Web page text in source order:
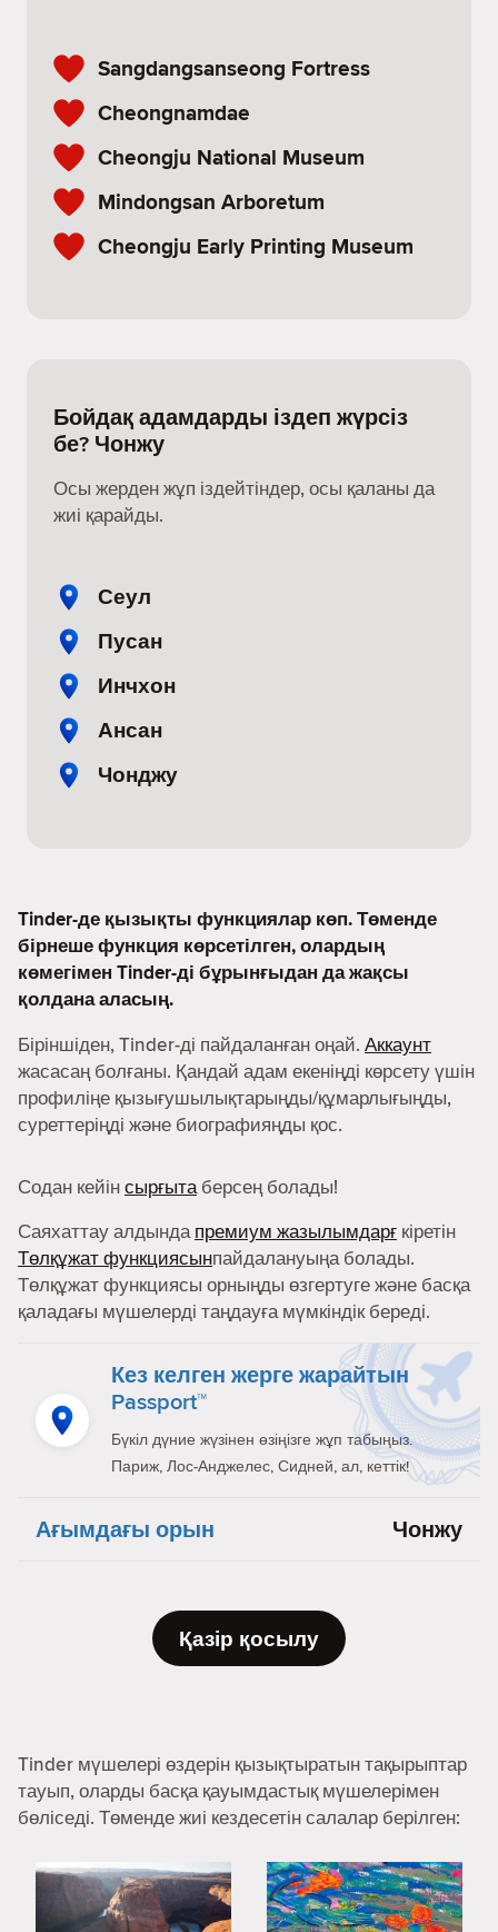
Sangdangsanseong Fortress
Cheongnamdae
Cheongju National Museum
Mindongsan Arboretum
Cheongju Early Printing Museum
Бойдақ адамдарды іздеп жүрсіз
бе? Чонжу
Осы жерден жұп іздейтіндер, осы қаланы да
жиі қарайды.
Сеул
Пусан
Инчхон
Ансан
Чонджу
Tinder-де қызықты функциялар көп. Төменде
бірнеше функция көрсетілген, олардың
көмегімен Tinder-ді бұрынғыдан да жақсы
қолдана аласың.
Біріншіден, Tinder-ді пайдаланған оңай. Аккаунт
жасасаң болғаны. Қандай адам екеніңді көрсету үшін
профиліңе қызығушылықтарыңды/құмарлығыңды,
суреттеріңді және биографияңды қос.
Содан кейінсырғытаберсең болады!
Саяхаттау алдындапремиум жазылымдарғ кіретін
Төлқұжат функциясынпайдалануыңа болады.
Төлқұжат функциясы орныңды өзгертуге және басқа
қаладағы мүшелерді таңдауға мүмкіндік береді.
Кез келген жерге жарайтын
Passport™
Бүкіл дүние жүзінен өзіңізге жұп табыңыз.
Париж, Лос-Анджелес, Сидней, ал, кеттік!
Ағымдағы орын Чонжу
Қазір қосылу
Tinder мүшелері өздерін қызықтыратын тақырыптар
тауып, оларды басқа қауымдастық мүшелерімен
бөліседі. Төменде жиі кездесетін салалар берілген: